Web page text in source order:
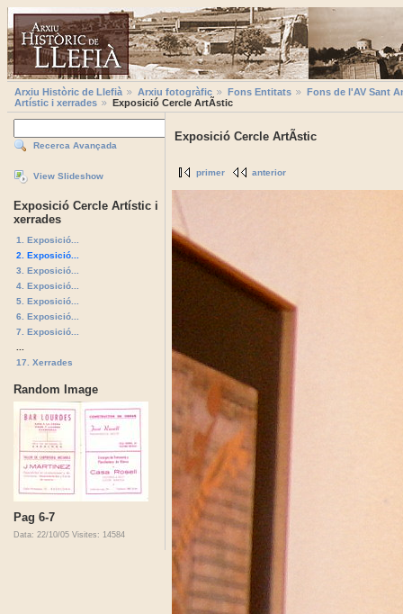
Arxiu Històric de Llefià Arxiu fotogràfic Fons Entitats
Fons de l'AV Sant
Artístic i xerrades
Exposició Cercle ArtÃ­stic
Recerca Avançada
View Slideshow
Exposició Cercle Artístic i
xerrades
1. Exposició...
2. Exposició...
3. Exposició...
4. Exposició...
5. Exposició...
6. Exposició...
7. Exposició...
17. Xerrades
Random Image
Pag 6-7
Data: 22/10/05 Visites: 14584
Exposició Cercle ArtÃ­stic
primer anterior